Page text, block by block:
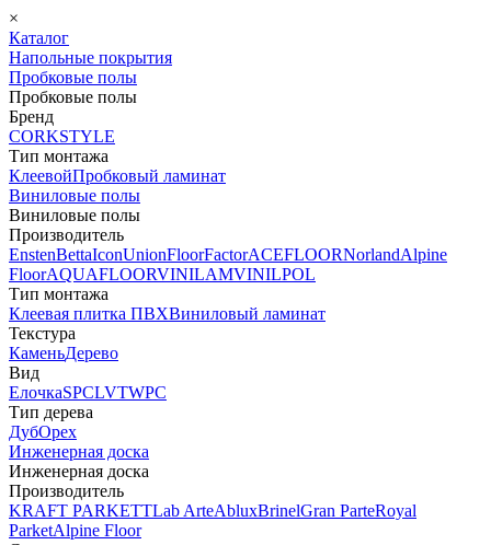
×
Каталог
Напольные покрытия
Пробковые полы
Пробковые полы
Бренд
CORKSTYLE
Тип монтажа
КлеевойПробковый ламинат
Виниловые полы
Виниловые полы
Производитель
EnstenBettaIconUnionFloorFactorACEFLOORNorlandAlpine
FloorAQUAFLOORVINILAMVINILPOL
Тип монтажа
Клеевая плитка ПВХВиниловый ламинат
Текстура
КаменьДерево
Вид
ЕлочкаSPCLVTWPC
Тип дерева
ДубОрех
Инженерная доска
Инженерная доска
Производитель
KRAFT PARKETTLab ArteAbluxBrinelGran ParteRoyal
ParketAlpine Floor